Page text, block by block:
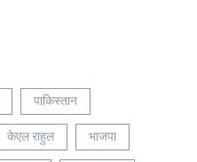
पाकिस्तान
केएल राहुल
भाजपा